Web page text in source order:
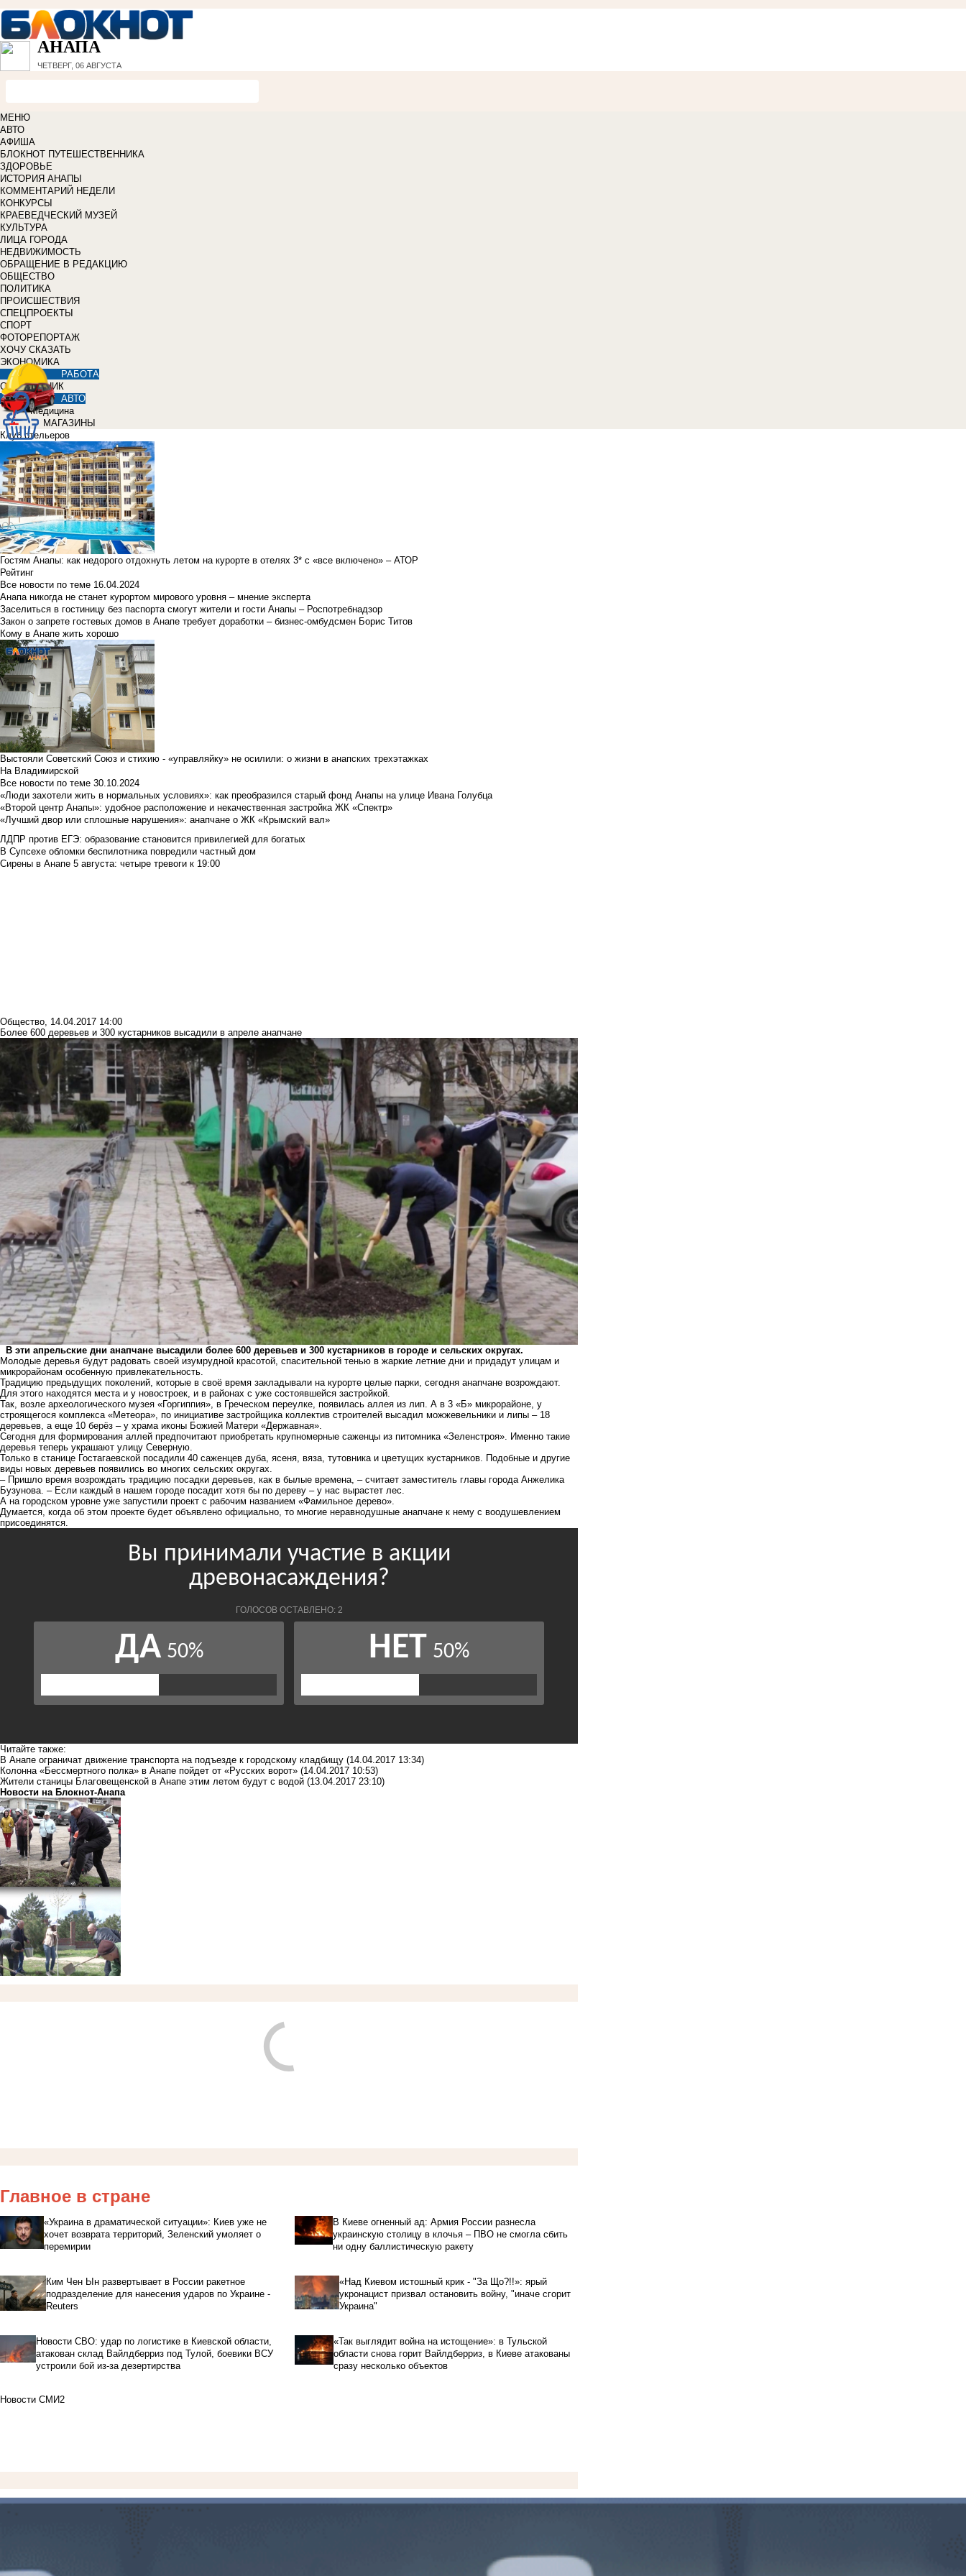
АНАПА
ЧЕТВЕРГ, 06 АВГУСТА
МЕНЮ
АВТО
АФИША
БЛОКНОТ ПУТЕШЕСТВЕННИКА
ЗДОРОВЬЕ
ИСТОРИЯ АНАПЫ
КОММЕНТАРИЙ НЕДЕЛИ
КОНКУРСЫ
КРАЕВЕДЧЕСКИЙ МУЗЕЙ
КУЛЬТУРА
ЛИЦА ГОРОДА
НЕДВИЖИМОСТЬ
ОБРАЩЕНИЕ В РЕДАКЦИЮ
ОБЩЕСТВО
ПОЛИТИКА
ПРОИСШЕСТВИЯ
СПЕЦПРОЕКТЫ
СПОРТ
ФОТОРЕПОРТАЖ
ХОЧУ СКАЗАТЬ
ЭКОНОМИКА
РАБОТА
СПРАВОЧНИК
АВТО
Медицина
МАГАЗИНЫ
Клуб отельеров
Гостям Анапы: как недорого отдохнуть летом на курорте в отелях 3* с «все включено» – АТОР
Рейтинг
Все новости по теме 16.04.2024
Анапа никогда не станет курортом мирового уровня – мнение эксперта
Заселиться в гостиницу без паспорта смогут жители и гости Анапы – Роспотребнадзор
Закон о запрете гостевых домов в Анапе требует доработки – бизнес-омбудсмен Борис Титов
Кому в Анапе жить хорошо
Выстояли Советский Союз и стихию - «управляйку» не осилили: о жизни в анапских трехэтажках
На Владимирской
Все новости по теме 30.10.2024
«Люди захотели жить в нормальных условиях»: как преобразился старый фонд Анапы на улице Ивана Голубца
«Второй центр Анапы»: удобное расположение и некачественная застройка ЖК «Спектр»
«Лучший двор или сплошные нарушения»: анапчане о ЖК «Крымский вал»
ЛДПР против ЕГЭ: образование становится привилегией для богатых
В Супсехе обломки беспилотника повредили частный дом
Сирены в Анапе 5 августа: четыре тревоги к 19:00
Общество, 14.04.2017 14:00
Более 600 деревьев и 300 кустарников высадили в апреле анапчане
В эти апрельские дни анапчане высадили более 600 деревьев и 300 кустарников в городе и сельских округах.
Молодые деревья будут радовать своей изумрудной красотой, спасительной тенью в жаркие летние дни и придадут улицам и
микрорайонам особенную привлекательность.
Традицию предыдущих поколений, которые в своё время закладывали на курорте целые парки, сегодня анапчане возрождают.
Для этого находятся места и у новостроек, и в районах с уже состоявшейся застройкой.
Так, возле археологического музея «Горгиппия», в Греческом переулке, появилась аллея из лип. А в 3 «Б» микрорайоне, у
строящегося комплекса «Метеора», по инициативе застройщика коллектив строителей высадил можжевельники и липы – 18
деревьев, а еще 10 берёз – у храма иконы Божией Матери «Державная».
Сегодня для формирования аллей предпочитают приобретать крупномерные саженцы из питомника «Зеленстроя». Именно такие
деревья теперь украшают улицу Северную.
Только в станице Гостагаевской посадили 40 саженцев дуба, ясеня, вяза, тутовника и цветущих кустарников. Подобные и другие
виды новых деревьев появились во многих сельских округах.
– Пришло время возрождать традицию посадки деревьев, как в былые времена, – считает заместитель главы города Анжелика
Бузунова. – Если каждый в нашем городе посадит хотя бы по дереву – у нас вырастет лес.
А на городском уровне уже запустили проект с рабочим названием «Фамильное дерево».
Думается, когда об этом проекте будет объявлено официально, то многие неравнодушные анапчане к нему с воодушевлением
присоединятся.
Читайте также:
В Анапе ограничат движение транспорта на подъезде к городскому кладбищу (14.04.2017 13:34)
Колонна «Бессмертного полка» в Анапе пойдет от «Русских ворот» (14.04.2017 10:53)
Жители станицы Благовещенской в Анапе этим летом будут с водой (13.04.2017 23:10)
Новости на Блoкнoт-Анапа
Главное в стране
«Украина в драматической ситуации»: Киев уже не
хочет возврата территорий, Зеленский умоляет о
перемирии
В Киеве огненный ад: Армия России разнесла
украинскую столицу в клочья – ПВО не смогла сбить
ни одну баллистическую ракету
Ким Чен Ын развертывает в России ракетное
подразделение для нанесения ударов по Украине -
Reuters
«Над Киевом истошный крик - "За Що?!!»: ярый
укронацист призвал остановить войну, "иначе сгорит
Украина"
Новости СВО: удар по логистике в Киевской области,
атакован склад Вайлдберриз под Тулой, боевики ВСУ
устроили бой из-за дезертирства
«Так выглядит война на истощение»: в Тульской
области снова горит Вайлдберриз, в Киеве атакованы
сразу несколько объектов
Новости СМИ2